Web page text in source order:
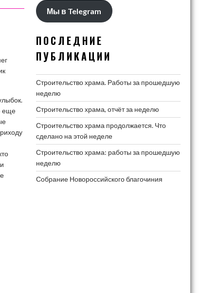
еще
Мы в Telegram
ПОСЛЕДНИЕ
ПУБЛИКАЦИИ
Строительство храма. Работы за прошедшую
неделю
Строительство храма, отчёт за неделю
Строительство храма продолжается. Что
сделано на этой неделе
Строительство храма: работы за прошедшую
неделю
Собрание Новороссийского благочиния